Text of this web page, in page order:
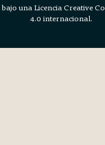
bajo una Licencia Creative
4.0 internacional.